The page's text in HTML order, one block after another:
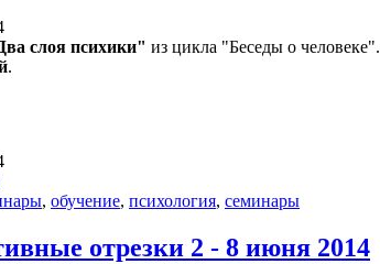
слоя психики" из цикла "Беседы о человеке".
.
, обучение, психология, семинары
отрезки 2 - 8 июня 2014